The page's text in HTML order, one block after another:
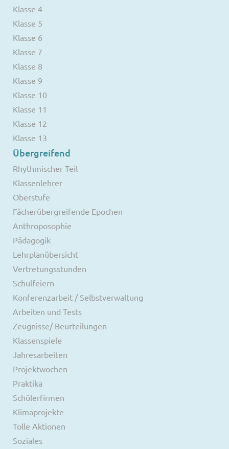
Klasse 4
Klasse 5
Klasse 6
Klasse 7
Klasse 8
Klasse 9
Klasse 10
Klasse 11
Klasse 12
Klasse 13
Übergreifend
Rhythmischer Teil
Klassenlehrer
Oberstufe
Fächerübergreifende Epochen
Anthroposophie
Pädagogik
Lehrplanübersicht
Vertretungsstunden
Schulfeiern
Konferenzarbeit / Selbstverwaltung
Arbeiten und Tests
Zeugnisse/ Beurteilungen
Klassenspiele
Jahresarbeiten
Projektwochen
Praktika
Schülerfirmen
Klimaprojekte
Tolle Aktionen
Soziales